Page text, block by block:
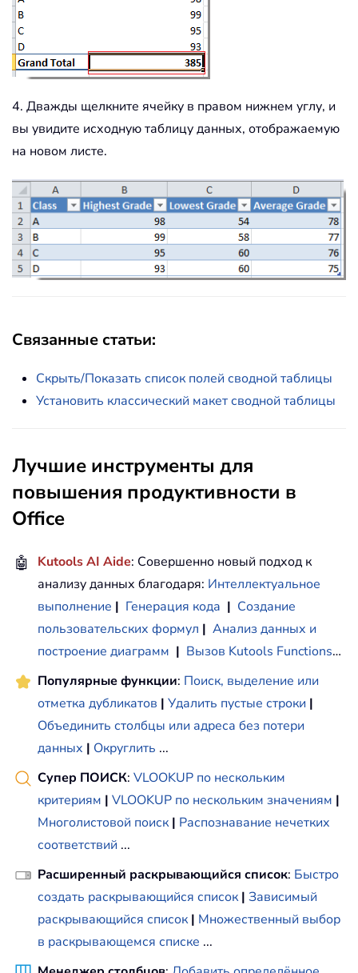
4. Дважды щелкните ячейку в правом нижнем углу, и
вы увидите исходную таблицу данных, отображаемую
на новом листе.
Связанные статьи:
Скрыть/Показать список полей сводной таблицы
Установить классический макет сводной таблицы
Лучшие инструменты для
повышения продуктивности в
Office
🤖 Kutools AI Aide: Совершенно новый подход к
анализу данных благодаря: Интеллектуальное
выполнение | Генерация кода | Создание
пользовательских формул | Анализ данных и
построение диаграмм | Вызов Kutools Functions…
Популярные функции: Поиск, выделение или
отметка дубликатов | Удалить пустые строки |
Объединить столбцы или адреса без потери
данных | Округлить ...
Супер ПОИСК: VLOOKUP по нескольким
критериям | VLOOKUP по нескольким значениям |
Многолистовой поиск | Распознавание нечетких
соответствий ...
Расширенный раскрывающийся список: Быстро
создать раскрывающийся список | Зависимый
раскрывающийся список | Множественный выбор
в раскрывающемся списке ...